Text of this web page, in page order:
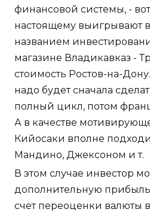
финансовой системы, -
настоящему выигрывают
названием
магазине Владикавказ -
стоимость Ростов-на-
надо будет сначала
полный цикл, потом
А в качестве
Кийосаки вполне
Мандино, Джексоном и т.
В этом случае инвестор
дополнительную прибыль
счет переоценки валюты